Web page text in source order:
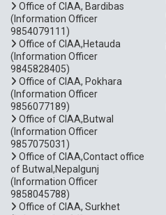
Office of CIAA, Bardibas
(Information Officer
9854079111)
Office of CIAA,Hetauda
(Information Officer
9845828405)
Office of CIAA, Pokhara
(Information Officer
9856077189)
Office of CIAA,Butwal
(Information Officer
9857075031)
Office of CIAA,Contact office
of Butwal,Nepalgunj
(Information Officer
9858045788)
Office of CIAA, Surkhet